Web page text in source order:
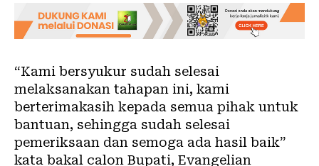
“Kami bersyukur sudah selesai
melaksanakan tahapan ini, kami
berterimakasih kepada semua pihak untuk
bantuan, sehingga sudah selesai
pemeriksaan dan semoga ada hasil baik”
kata bakal calon Bupati, Evangelian